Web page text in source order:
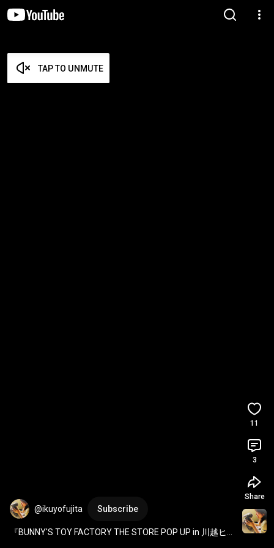
TAP TO UNMUTE
@ikuyofujita Subscribe
『BUNNY'S TOY FACTORY THE STORE POP UP in 川越ヒ
11
3
Share